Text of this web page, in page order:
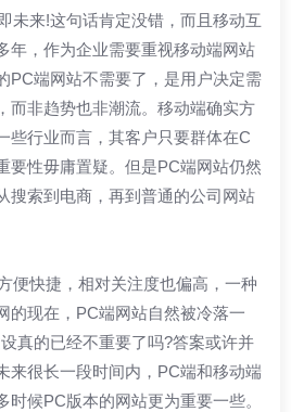
来!这句话肯定没错，而且移动互
年，作为企业需要重视移动端网站
PC端网站不需要了，是用户决定需
而非趋势也非潮流。移动端确实方
些行业而言，其客户只要群体在C
要性毋庸置疑。但是PC端网站仍然
搜索到电商，再到普通的公司网站
快捷，相对关注度也偏高，一种
的现在，PC端网站自然被冷落一
真的已经不重要了吗?答案或许并
来很长一段时间内，PC端和移动端
时候PC版本的网站更为重要一些。